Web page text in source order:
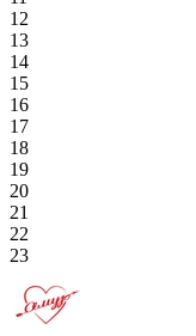
12
13
14
15
16
17
18
19
20
21
22
23